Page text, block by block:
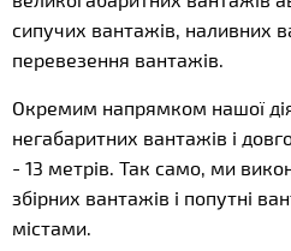
сипучих вантажів, наливних
перевезення вантажів.
Окремим напрямком нашої
негабаритних вантажів і
- 13 метрів. Так само, ми
збірних вантажів і попутні
містами.